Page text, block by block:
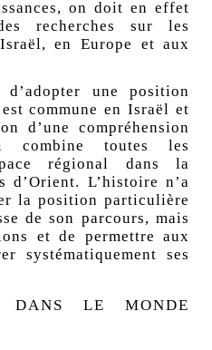
on doit en effet
recherches sur les
en Europe et aux
d’adopter une position
commune en Israël et
d’une compréhension
combine toutes les
régional dans la
L’histoire n’a
la position particulière
de son parcours, mais
et de permettre aux
systématiquement ses
DANS LE MONDE